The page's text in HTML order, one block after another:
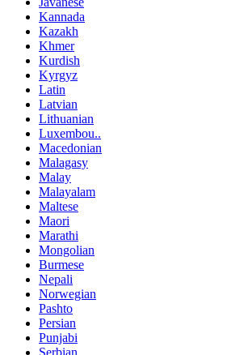
Kannada
Kazakh
Khmer
Kurdish
Kyrgyz
Latin
Latvian
Lithuanian
Luxembou..
Macedonian
Malagasy
Malay
Malayalam
Maltese
Maori
Marathi
Mongolian
Burmese
Nepali
Norwegian
Pashto
Persian
Punjabi
Serbian